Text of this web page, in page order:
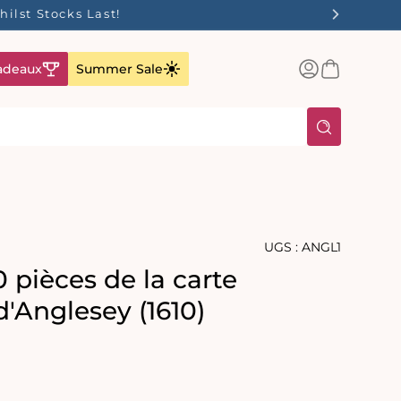
Stocks Last!
Summer Sale Connexion
Panier
UGS : ANGL1
pièces de la carte
(1610)